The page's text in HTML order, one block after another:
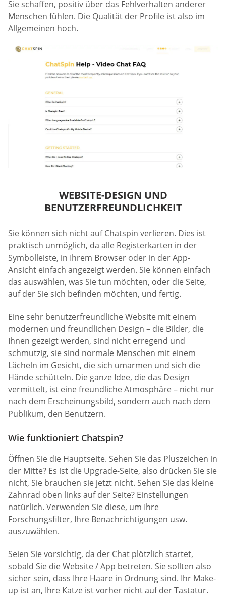
Sie schaffen, positiv über das Fehlverhalten anderer
Menschen fühlen. Die Qualität der Profile ist also im
Allgemeinen hoch.
WEBSITE-DESIGN UND
BENUTZERFREUNDLICHKEIT
Sie können sich nicht auf Chatspin verlieren. Dies ist
praktisch unmöglich, da alle Registerkarten in der
Symbolleiste, in Ihrem Browser oder in der App-
Ansicht einfach angezeigt werden. Sie können einfach
das auswählen, was Sie tun möchten, oder die Seite,
auf der Sie sich befinden möchten, und fertig.
Eine sehr benutzerfreundliche Website mit einem
modernen und freundlichen Design – die Bilder, die
Ihnen gezeigt werden, sind nicht erregend und
schmutzig, sie sind normale Menschen mit einem
Lächeln im Gesicht, die sich umarmen und sich die
Hände schütteln. Die ganze Idee, die das Design
vermittelt, ist eine freundliche Atmosphäre – nicht nur
nach dem Erscheinungsbild, sondern auch nach dem
Publikum, den Benutzern.
Wie funktioniert Chatspin?
Öffnen Sie die Hauptseite. Sehen Sie das Pluszeichen in
der Mitte? Es ist die Upgrade-Seite, also drücken Sie sie
nicht, Sie brauchen sie jetzt nicht. Sehen Sie das kleine
Zahnrad oben links auf der Seite? Einstellungen
natürlich. Verwenden Sie diese, um Ihre
Forschungsfilter, Ihre Benachrichtigungen usw.
auszuwählen.
Seien Sie vorsichtig, da der Chat plötzlich startet,
sobald Sie die Website / App betreten. Sie sollten also
sicher sein, dass Ihre Haare in Ordnung sind. Ihr Make-
up ist an, Ihre Katze ist vorher nicht auf der Tastatur.